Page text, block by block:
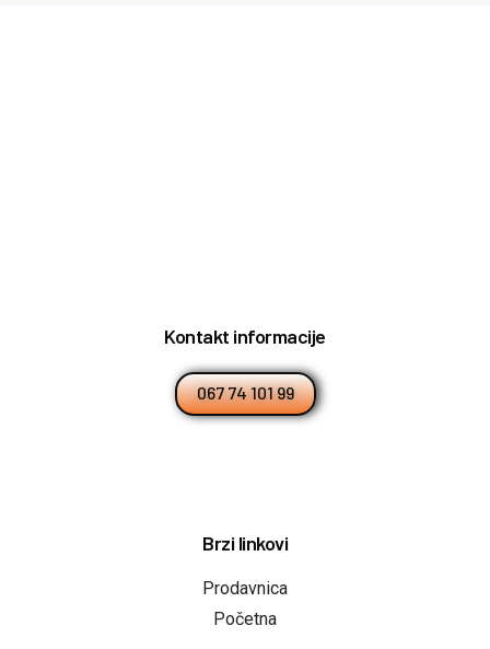
Kontakt informacije
067 74 101 99
Brzi linkovi
Prodavnica
Početna